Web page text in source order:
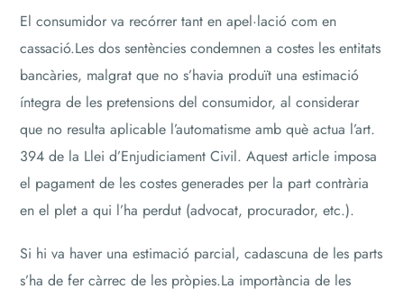
El consumidor va recórrer tant en apel·lació com en
cassació.Les dos sentències condemnen a costes les entitats
bancàries, malgrat que no s’havia produït una estimació
íntegra de les pretensions del consumidor, al considerar
que no resulta aplicable l’automatisme amb què actua l’art.
394 de la Llei d’Enjudiciament Civil. Aquest article imposa
el pagament de les costes generades per la part contrària
en el plet a qui l’ha perdut (advocat, procurador, etc.).
Si hi va haver una estimació parcial, cadascuna de les parts
s’ha de fer càrrec de les pròpies.La importància de les